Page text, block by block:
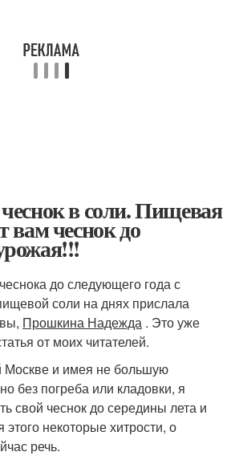
в соли. Пищевая
вам чеснок до
до следующего года с
соли на днях прислала
Прошкина Надежда . Это уже
от моих читателей.
и имея не большую
без погреба или кладовки, я
свой чеснок до середины лета и
этого некоторые хитрости, о
речь.